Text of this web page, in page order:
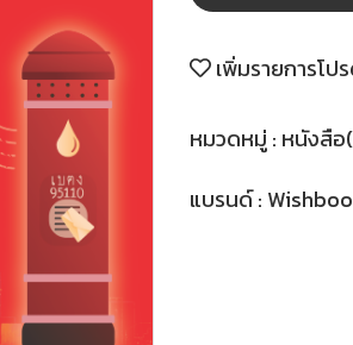
เพิ่มรายการโป
หมวดหมู่ : หนังสือ
แบรนด์ :